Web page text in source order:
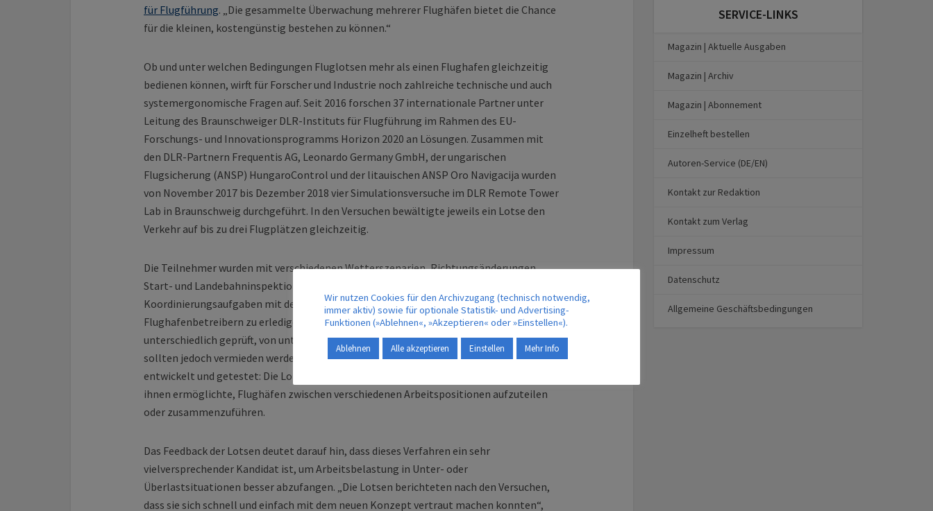
für Flugführung. „Die gesammelte Überwachung mehrerer Flughäfen bietet die Chance
für die kleinen, kostengünstig bestehen zu können.“
Ob und unter welchen Bedingungen Fluglotsen mehr als einen Flughafen gleichzeitig
bedienen können, wirft für Forscher und Industrie noch zahlreiche technische und auch
systemergonomische Fragen auf. Seit 2016 forschen 37 internationale Partner unter
Leitung des Braunschweiger DLR-Instituts für Flugführung im Rahmen des EU-
Forschungs- und Innovationsprogramms Horizon 2020 an Lösungen. Zusammen mit
den DLR-Partnern Frequentis AG, Leonardo Germany GmbH, der ungarischen
Flugsicherung (ANSP) HungaroControl und der litauischen ANSP Oro Navigacija wurden
von November 2017 bis Dezember 2018 vier Simulationsversuche im DLR Remote Tower
Lab in Braunschweig durchgeführt. In den Versuchen bewältigte jeweils ein Lotse den
Verkehr auf bis zu drei Flugplätzen gleichzeitig.
Die Teilnehmer wurden mit verschiedenen Wetterszenarien, Richtungsänderungen,
Start- und Landebahninspektionen und Notsituationen konfrontiert. Sie hatten
Koordinierungsaufgaben mit der Anflugkontrolle, dem Wetterdienst und den
Flughafenbetreibern zu erledigen. Je nach Komplexität wurden die Lotsen
unterschiedlich geprüft, von unterfordert bis überlastet. Beide Workload-Extreme
sollten jedoch vermieden werden. Deshalb wurde ein neues „split and merge“-Verfahren
entwickelt und getestet: Die Lotsen wurden mit dem neuen Verfahren geschult, das es
ihnen ermöglichte, Flughäfen zwischen verschiedenen Arbeitspositionen aufzuteilen
oder zusammenzuführen.
Das Feedback der Lotsen deutet darauf hin, dass dieses Verfahren ein sehr
vielversprechender Kandidat ist, um Arbeitsbelastung in Unter- oder
Überlastsituationen besser abzufangen. „Die Lotsen berichteten nach den Versuchen,
dass sie sich schnell und einfach mit dem neuen Konzept vertraut machen konnten“,
SERVICE-LINKS
Magazin | Aktuelle Ausgaben
Magazin | Archiv
Magazin | Abonnement
Einzelheft bestellen
Autoren-Service (DE/EN)
Kontakt zur Redaktion
Kontakt zum Verlag
Impressum
Datenschutz
Allgemeine Geschäftsbedingungen
Wir nutzen Cookies für den Archivzugang (technisch notwendig,
immer aktiv) sowie für optionale Statistik- und Advertising-
Funktionen (»Ablehnen«, »Akzeptieren« oder »Einstellen«).
Ablehnen Alle akzeptieren Einstellen Mehr Info